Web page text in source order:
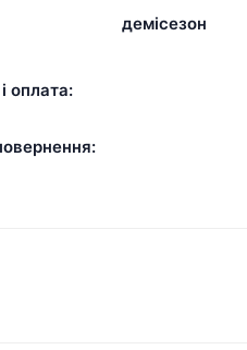
демісезон
оплата: